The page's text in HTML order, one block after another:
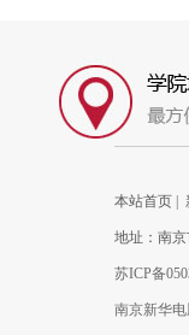
本站首页
地址：南京
苏ICP备
南京新华电